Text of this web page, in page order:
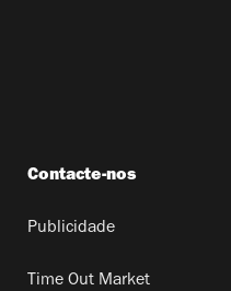
Contacte-nos
Publicidade
Time Out Market